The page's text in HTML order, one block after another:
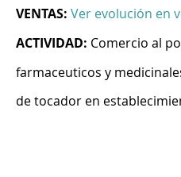
VENTAS: Ver evolución en
ACTIVIDAD: Comercio al
farmaceuticos y
de tocador en